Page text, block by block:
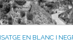
EN BLANC I